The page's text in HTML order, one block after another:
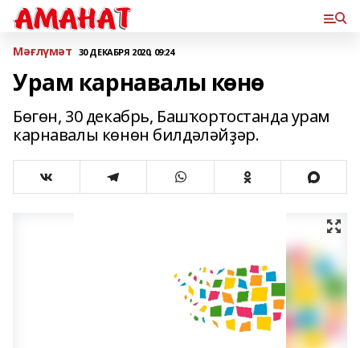
Мәғлүмәт 30 ДЕКАБРЯ 2020, 09:24
Урам карнавалы көнө
Бөгөн, 30 декабрь, Башҡортостанда урам
карнавалы көнөн билдәләйҙәр.